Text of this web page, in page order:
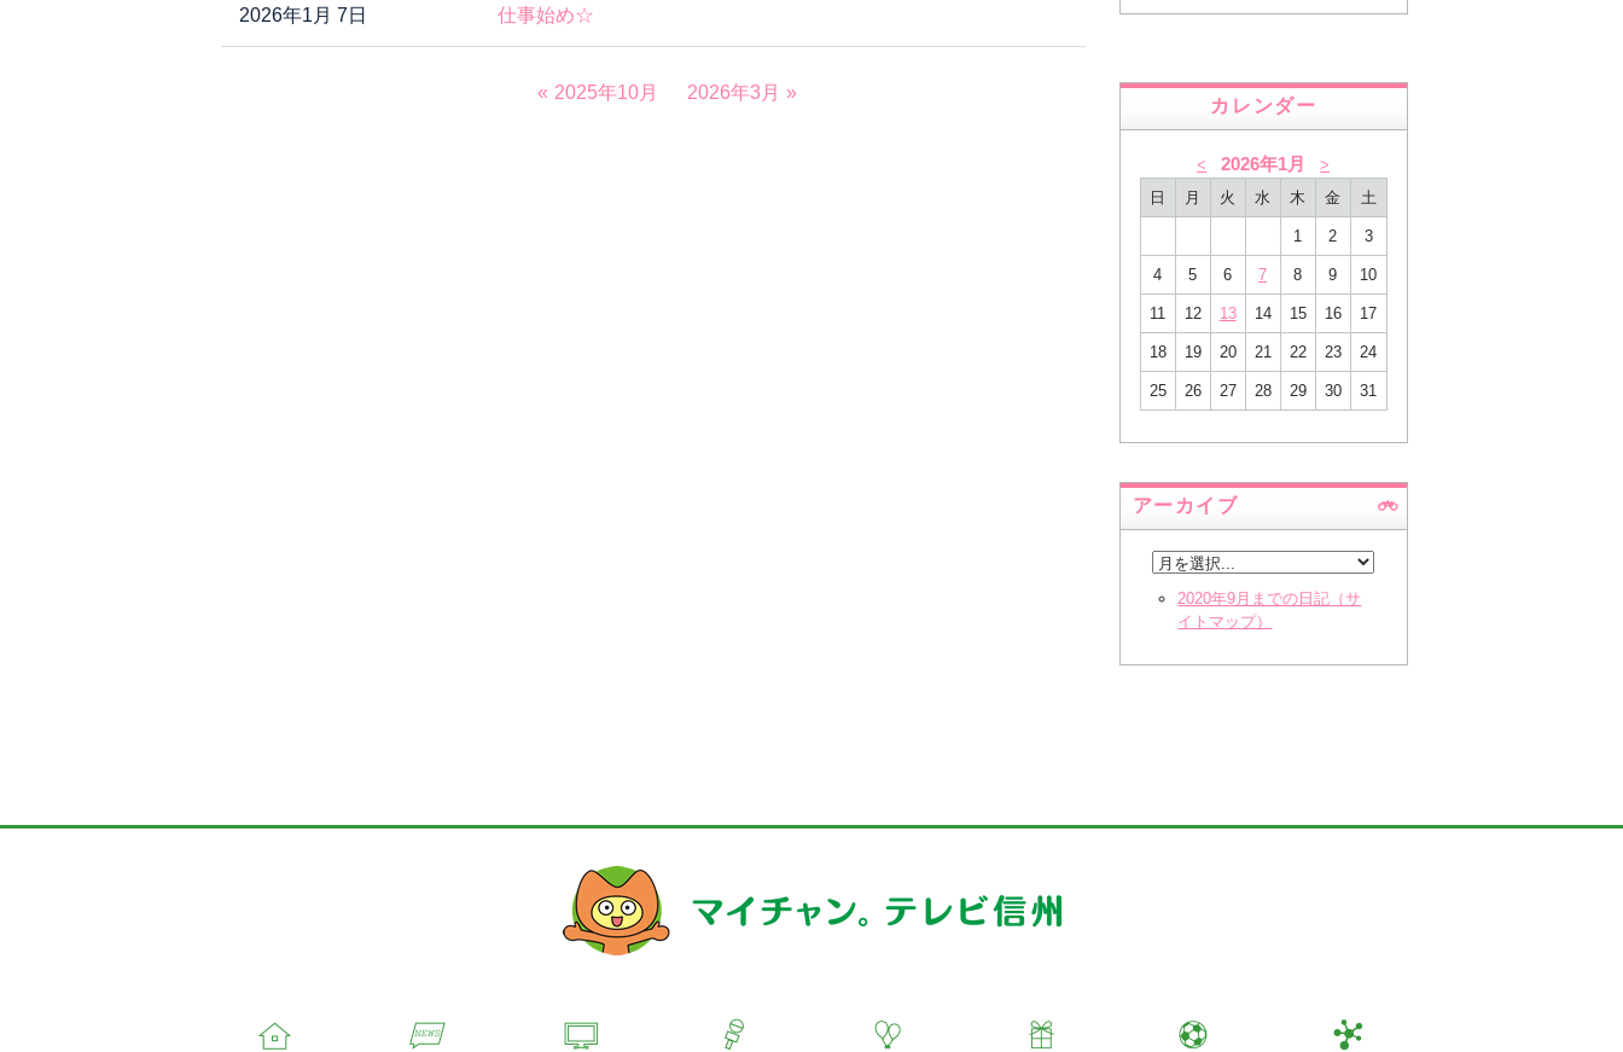
2026年1月 7日 仕事始め☆
2025年10月 2026年3月
カレンダー
< 2026年1月
>
日
月 火 水 木 金 土
1 2 3
4 5 6 7 8 9 10
11 12 13 14 15 16 17
18 19 20 21 22 23 24
25 26 27 28 29 30 31
アーカイブ
2020年9月までの日記（サ
イトマップ）